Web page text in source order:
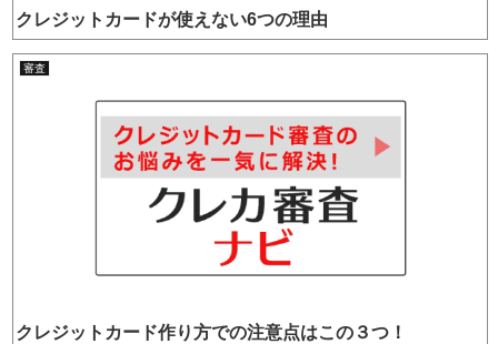
クレジットカードが使えない6つの理由
審査
クレジットカード作り方での注意点はこの３つ！